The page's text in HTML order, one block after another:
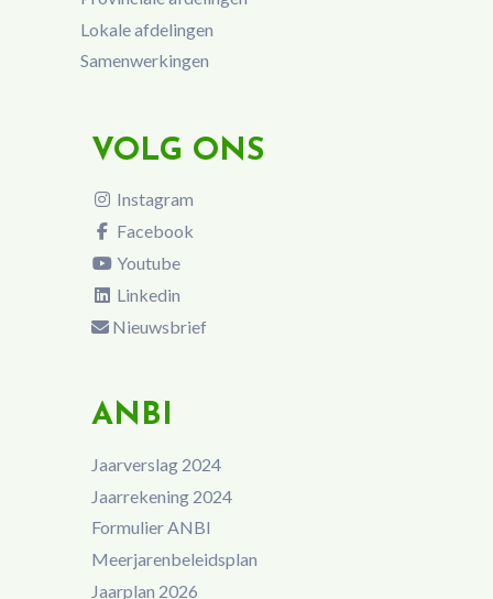
Lokale afdelingen
Samenwerkingen
VOLG ONS
Instagram
Facebook
Youtube
Linkedin
Nieuwsbrief
ANBI
Jaarverslag 2024
Jaarrekening 2024
Formulier ANBI
Meerjarenbeleidsplan
Jaarplan 2026